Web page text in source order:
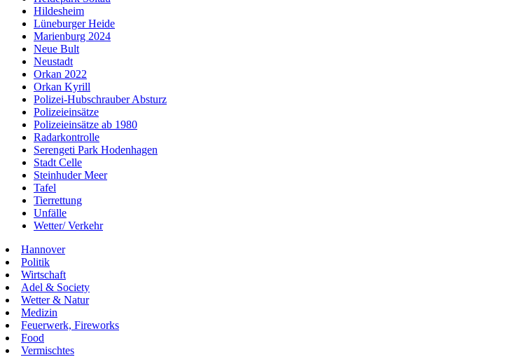
Hildesheim
Lüneburger Heide
Marienburg 2024
Neue Bult
Neustadt
Orkan 2022
Orkan Kyrill
Polizei-Hubschrauber Absturz
Polizeieinsätze
Polizeieinsätze ab 1980
Radarkontrolle
Serengeti Park Hodenhagen
Stadt Celle
Steinhuder Meer
Tafel
Tierrettung
Unfälle
Wetter/ Verkehr
Hannover
Politik
Wirtschaft
Adel & Society
Wetter & Natur
Medizin
Feuerwerk, Fireworks
Food
Vermischtes